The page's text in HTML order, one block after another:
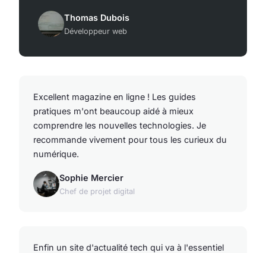
Thomas Dubois
Développeur web
Excellent magazine en ligne ! Les guides
pratiques m'ont beaucoup aidé à mieux
comprendre les nouvelles technologies. Je
recommande vivement pour tous les curieux du
numérique.
Sophie Mercier
Chef de projet digital
Enfin un site d'actualité tech qui va à l'essentiel